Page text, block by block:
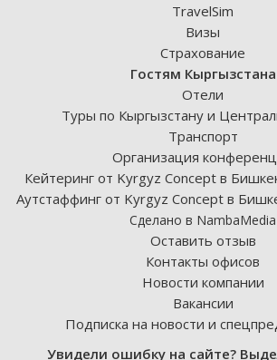
TravelSim
Визы
Страхование
Гостям Кыргызстана
Отели
Туры по Кыргызстану и
Транспорт
Организация
Кейтеринг от Kyrgyz Concept в
Аутстаффинг от Kyrgyz Concept в
Сделано в NambaMedia
Оставить отзыв
Контакты офисов
Новости компании
Вакансии
Подписка на новости и
Увидели ошибку на сайте?